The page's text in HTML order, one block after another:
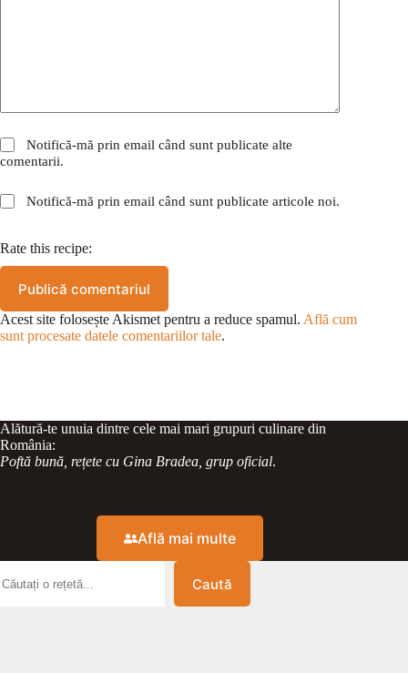
Notifică-mă prin email când sunt publicate alte
comentarii.
Notifică-mă prin email când sunt publicate articole noi.
Rate this recipe:
Publică comentariul
Acest site folosește Akismet pentru a reduce spamul. Află cum
sunt procesate datele comentariilor tale.
Alătură-te unuia dintre cele mai mari grupuri culinare din
România:
Poftă bună, rețete cu Gina Bradea, grup oficial.
Află mai multe
Caută